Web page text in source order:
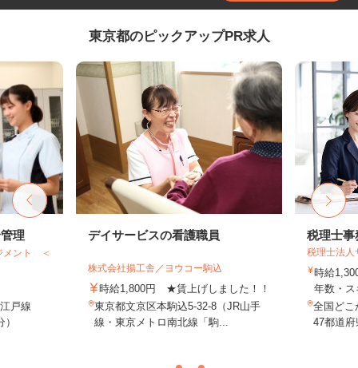
東京都のピックアップPR求人
理
メント ＜
戸線
デイサービスの看護職員
株式会社揚工舎／ヨウコー駒込
時給1,800円 ★賃上げしました！！
東京都文京区本駒込5-32-8（JR山手
線・東京メトロ南北線「駒...
税理士事
税理士法人
時給
年数・
全国どこ
47都道